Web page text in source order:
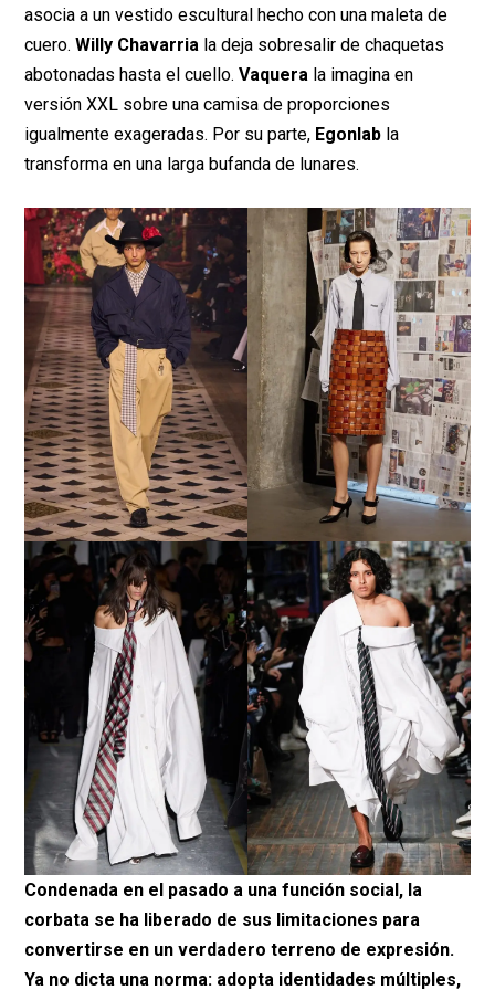
asocia a un vestido escultural hecho con una maleta de
cuero.Willy Chavarria la deja sobresalir de chaquetas
abotonadas hasta el cuello.Vaquera la imagina en
versión XXL sobre una camisa de proporciones
igualmente exageradas. Por su parte, Egonlab la
transforma en una larga bufanda de lunares.
Condenada en el pasado a una función social, la
corbata se ha liberado de sus limitaciones para
convertirse en un verdadero terreno de expresión.
Ya no dicta una norma: adopta identidades múltiples,